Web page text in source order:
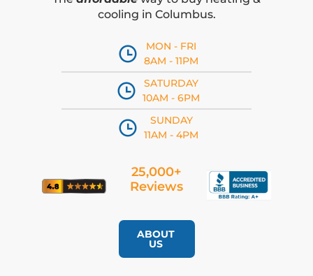
cooling in Columbus.
MON - FRI
8AM - 11PM
SATURDAY
10AM - 6PM
SUNDAY
11AM - 4PM
25,000+
Reviews
ABOUT
US